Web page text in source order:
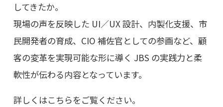
してきたか。
現場の声を反映した UI／UX 設計、内製化支援、市
民開発者の育成、CIO 補佐官としての参画など、顧
客の変革を実現可能な形に導く JBS の実践力と柔
軟性が伝わる内容となっています。
詳しくはこちらをご覧ください。